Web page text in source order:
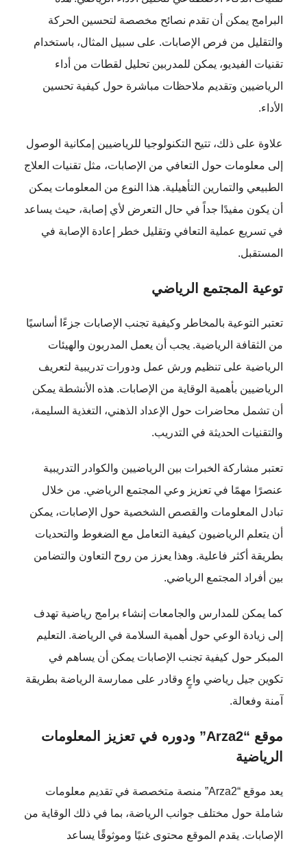
البرامج يمكن أن تقدم نصائح مخصصة لتحسين الحركة
والتقليل من فرص الإصابات. على سبيل المثال، باستخدام
تقنيات الفيديو، يمكن للمدربين تحليل لقطات من أداء
الرياضيين وتقديم ملاحظات مباشرة حول كيفية تحسين
الأداء.
علاوة على ذلك، تتيح التكنولوجيا للرياضيين إمكانية الوصول
إلى معلومات حول التعافي من الإصابات، مثل تقنيات العلاج
الطبيعي والتمارين التأهيلية. هذا النوع من المعلومات يمكن
أن يكون مفيدًا جداً في حال التعرض لأي إصابة، حيث يساعد
في تسريع عملية التعافي وتقليل خطر إعادة الإصابة في
المستقبل.
توعية المجتمع الرياضي
تعتبر التوعية بالمخاطر وكيفية تجنب الإصابات جزءًا أساسيًا
من الثقافة الرياضية. يجب أن يعمل المدربون والهيئات
الرياضية على تنظيم ورش عمل ودورات تدريبية لتعريف
الرياضيين بأهمية الوقاية من الإصابات. هذه الأنشطة يمكن
أن تشمل محاضرات حول الإعداد الذهني، التغذية السليمة،
والتقنيات الحديثة في التدريب.
تعتبر مشاركة الخبرات بين الرياضيين والكوادر التدريبية
عنصرًا مهمًا في تعزيز وعي المجتمع الرياضي. من خلال
تبادل المعلومات والقصص الشخصية حول الإصابات، يمكن
أن يتعلم الرياضيون كيفية التعامل مع الضغوط والتحديات
بطريقة أكثر فاعلية. وهذا يعزز من روح التعاون والتضامن
بين أفراد المجتمع الرياضي.
كما يمكن للمدارس والجامعات إنشاء برامج رياضية تهدف
إلى زيادة الوعي حول أهمية السلامة في الرياضة. التعليم
المبكر حول كيفية تجنب الإصابات يمكن أن يساهم في
تكوين جيل رياضي واعٍ وقادر على ممارسة الرياضة بطريقة
آمنة وفعالة.
موقع “Arza2” ودوره في تعزيز المعلومات
الرياضية
يعد موقع “Arza2” منصة متخصصة في تقديم معلومات
شاملة حول مختلف جوانب الرياضة، بما في ذلك الوقاية من
الإصابات. يقدم الموقع محتوى غنيًا وموثوقًا يساعد